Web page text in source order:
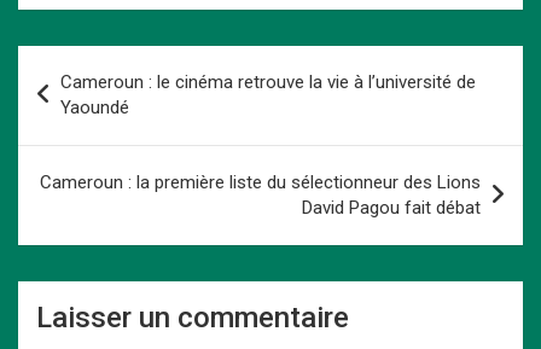
ce
o
o
k
st
d
o
n
ail er
t
at
A
p
p
ke
dI
n
py
Li
n
k
ta
er
de
l’article
Cameroun : le cinéma retrouve la vie à l’université de
Yaoundé
Cameroun : la première liste du sélectionneur des Lions
David Pagou fait débat
Laisser un commentaire